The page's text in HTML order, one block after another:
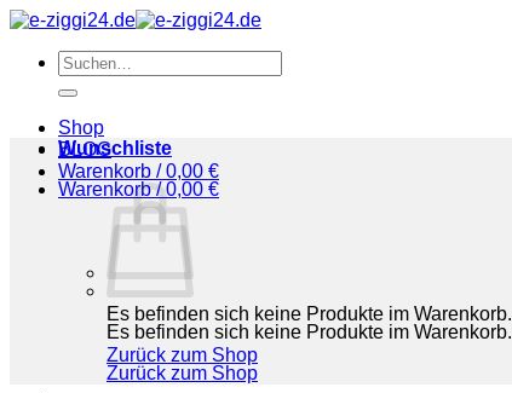
Zum
springenSuchen
nach:
Shop
BLOG
Warenkorb /0,00 €
Es befinden sich keine Produkte im Warenkorb.
Zurück zum Shop
Wunschliste
Warenkorb /0,00 €
Es befinden sich keine Produkte im Warenkorb.
Zurück zum Shop